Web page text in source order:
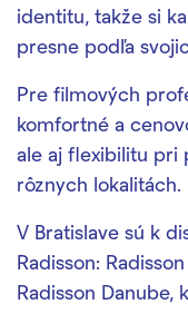
identitu, takže si
presne podľa
Pre filmových
komfortné a
ale aj flexibilitu pri
rôznych lokalitách.
V Bratislave sú k
Radisson:
Radisson Danube,